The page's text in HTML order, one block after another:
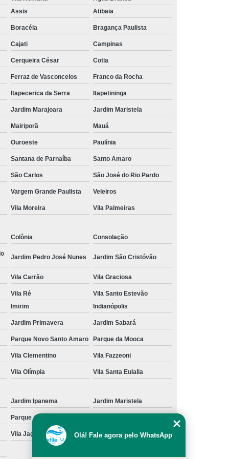
Toalha de Banho Fio Penteado
de Toalha de Banho Algodão
Locação de Toalha de Banho Grande
Aluguel de Toalha de Pedicure
Locação de Toalha de Manicure
Locação de Toalha Manicure Pedicure
de Toalha para Manicure e Pedicure
de Toalha para Pedicure e Manicure
Grande São Paulo
Locação de Toalha Banho e Rosto
de Toalha de Rosto Branca
de Toalha de Rosto Grande São Paulo
Locação de Toalha de Rosto Pequena
Locação de Toalha para Rosto
Aluguel de Toalha Industrial Nova
Aluguel de Toalha para Banheiro
de Toalha Industrial Grande São Paulo
Locação de Toalha Industrial São Paulo
Manta Absorção de óleo
óleo
Manta Absorvente Grande São Paulo
Assis Atibaia
Boracéia Bragança Paulista
Cajati Campinas
Cerqueira César Cotia
Ferraz de Vasconcelos Franco da Rocha
Itapecerica da Serra Itapetininga
Jardim Marajoara Jardim Maristela
Mairiporã Mauá
Ouroeste Paulínia
Santana de Parnaíba Santo Amaro
São Carlos São José do Rio Pardo
Vargem Grande Paulista Veleiros
Vila Moreira Vila Palmeiras
Colônia Consolação
Jardim Pedro José Nunes Jardim São Cristóvão
Vila Carrão Vila Graciosa
Vila Ré
Vila Santo Estevão
Imirim Indianópolis
Jardim Primavera Jardim Sabará
Parque Novo Santo Amaro Parque da Mooca
Vila Clementino Vila Fazzeoni
Vila Olímpia Vila Santa Eulalia
Jardim Ipanema Jardim Maristela
Parque Anhangüera
Vila Jaguara Vila Jaraguá
Olá! Fale agora pelo WhatsApp